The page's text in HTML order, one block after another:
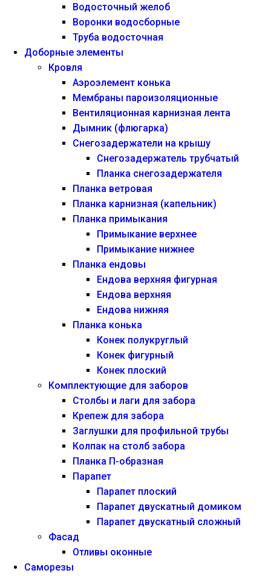
Водосточный желоб
Воронки водосборные
Труба водосточная
Доборные элементы
Кровля
Аэроэлемент конька
Мембраны пароизоляционные
Вентиляционная карнизная лента
Дымник (флюгарка)
Снегозадержатели на крышу
Снегозадержатель трубчатый
Планка снегозадержателя
Планка ветровая
Планка карнизная (капельник)
Планка примыкания
Примыкание верхнее
Примыкание нижнее
Планка ендовы
Ендова верхняя фигурная
Ендова верхняя
Ендова нижняя
Планка конька
Конек полукруглый
Конек фигурный
Конек плоский
Комплектующие для заборов
Столбы и лаги для забора
Крепеж для забора
Заглушки для профильной трубы
Колпак на столб забора
Планка П-образная
Парапет
Парапет плоский
Парапет двускатный домиком
Парапет двускатный сложный
Фасад
Отливы оконные
Саморезы